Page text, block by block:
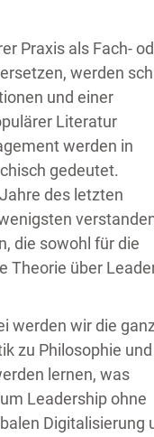
Praxis als Fach-
werden
und einer
Literatur
werden in
gedeutet.
des letzten
die sowohl für die
Theorie über
werden wir die
zu Philosophie und
lernen, was
Leadership ohne
Digitalisierung